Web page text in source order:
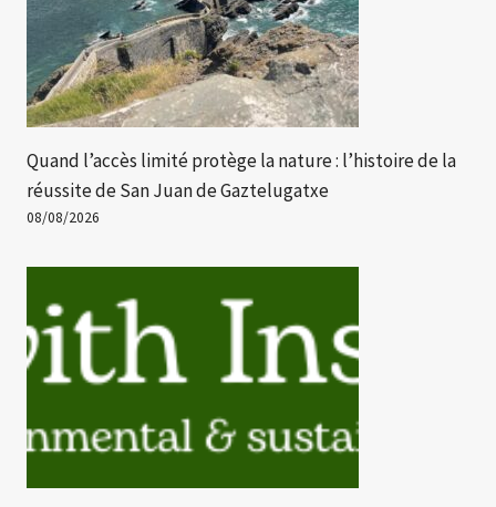
Quand l’accès limité protège la nature : l’histoire de la
réussite de San Juan de Gaztelugatxe
08/08/2026